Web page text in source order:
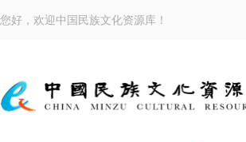
您好，欢迎中国民族文化资源库！